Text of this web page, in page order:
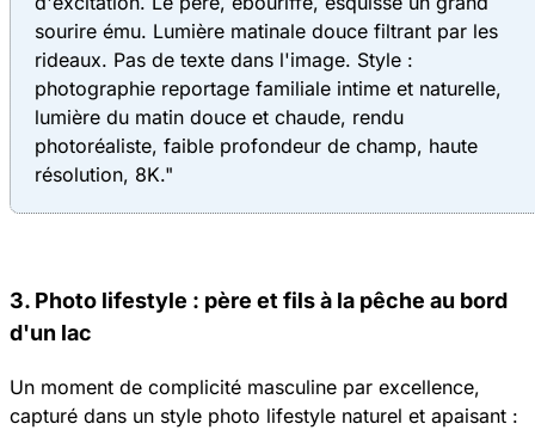
sourire ému. Lumière matinale douce filtrant par les
rideaux. Pas de texte dans l'image. Style :
photographie reportage familiale intime et naturelle,
lumière du matin douce et chaude, rendu
photoréaliste, faible profondeur de champ, haute
résolution, 8K."
3. Photo lifestyle : père et fils à la pêche au bord
d'un lac
Un moment de complicité masculine par excellence,
capturé dans un style photo lifestyle naturel et apaisant :